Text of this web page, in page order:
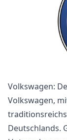
Volkswagen:
Volkswagen,
Deutschlands.